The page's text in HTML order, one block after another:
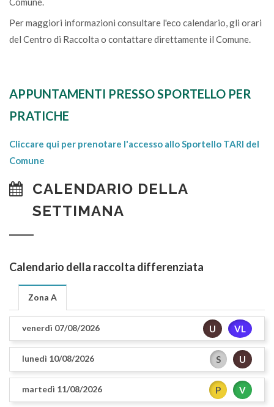
Per maggiori informazioni consultare l'eco calendario, gli orari
del Centro di Raccolta o contattare direttamente il Comune.
APPUNTAMENTI PRESSO SPORTELLO PER
PRATICHE
Cliccare qui per prenotare l'accesso allo Sportello TARI del
Comune
CALENDARIO DELLA
SETTIMANA
Calendario della raccolta differenziata
Zona A
venerdì 07/08/2026 U VL
lunedì 10/08/2026 S U
martedì 11/08/2026 P V